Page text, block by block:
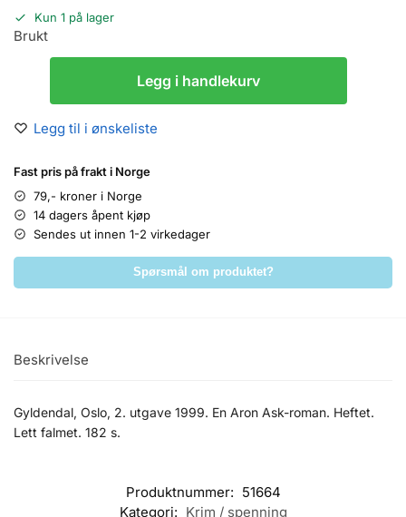
Kun 1 på lager
Brukt
Legg i handlekurv
Legg til i ønskeliste
Fast pris på frakt i Norge
79,- kroner i Norge
14 dagers åpent kjøp
Sendes ut innen 1-2 virkedager
Spørsmål om produktet?
Beskrivelse
Gyldendal, Oslo, 2. utgave 1999. En Aron Ask-roman. Heftet.
Lett falmet. 182 s.
Produktnummer: 51664
Kategori: Krim / spenning